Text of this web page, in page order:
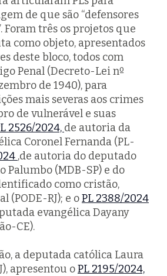
de que são “defensores
Foram três os projetos que
como objeto, apresentados
deste bloco, todos com
Penal (Decreto-Lei nº
de 1940), para
mais severas aos crimes
de vulnerável e suas
2526/2024, de autoria da
Coronel Fernanda (PL-
,de autoria do deputado
Palumbo (MDB-SP) e do
como cristão,
(PODE-RJ); e oPL 2388/2024
evangélica Dayany
CE).
a deputada católica Laura
apresentou oPL 2195/2024,